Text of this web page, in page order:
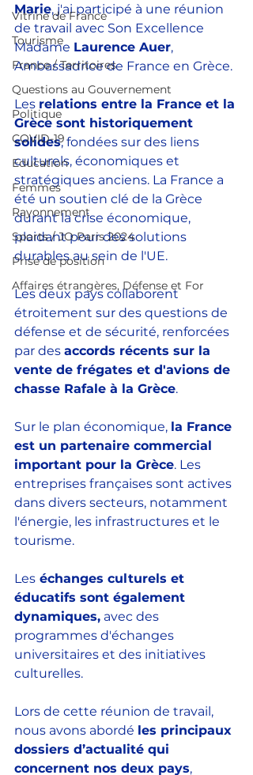
Vitrine de France
Tourisme
France / Territoires
Questions au Gouvernement
Politique
COVID-19
Education
Femmes
Rayonnement
Sports / JO Paris 2024
Prise de position
Affaires étrangères, Défense et For
Marie, j'ai participé à une réunion
de travail avec Son Excellence
Madame Laurence Auer,
Ambassadrice de France en Grèce.
Les relations entre la France et la
Grèce sont historiquement
solides, fondées sur des liens
culturels, économiques et
stratégiques anciens. La France a
été un soutien clé de la Grèce
durant la crise économique,
plaidant pour des solutions
durables au sein de l'UE.
Les deux pays collaborent
étroitement sur des questions de
défense et de sécurité, renforcées
par des accords récents sur la
vente de frégates et d'avions de
chasse Rafale à la Grèce.
Sur le plan économique, la France
est un partenaire commercial
important pour la Grèce. Les
entreprises françaises sont actives
dans divers secteurs, notamment
l'énergie, les infrastructures et le
tourisme.
Les échanges culturels et
éducatifs sont également
dynamiques, avec des
programmes d'échanges
universitaires et des initiatives
culturelles.
Lors de cette réunion de travail,
nous avons abordé les principaux
dossiers d’actualité qui
concernent nos deux pays,